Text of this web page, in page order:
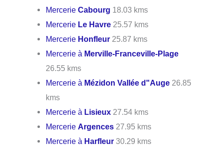
MercerieCabourg 18.03 kms
Mercerie Le Havre 25.57 kms
Mercerie Honfleur 25.87 kms
Mercerie à Merville-Franceville-Plage
26.55 kms
Mercerie à Mézidon Vallée d"Auge 26.85
kms
Mercerie à Lisieux 27.54 kms
MercerieArgences 27.95 kms
Mercerie à Harfleur 30.29 kms